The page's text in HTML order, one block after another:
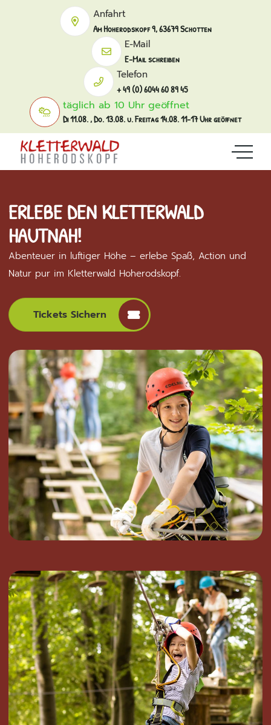
Am Hoherodskopf 9, 63679 Schotten
Anfahrt
E-Mail schreiben
E-Mail
+ 49 (0) 6044 60 89 45
Telefon
Di 11.08. , Do. 13.08. u. Freitag 14.08. 11-17 Uhr geöffnet
täglich ab 10 Uhr geöffnet
ERLEBE DEN KLETTERWALD
HAUTNAH!
Abenteuer in luftiger Höhe – erlebe Spaß, Action und
Natur pur im Kletterwald Hoherodskopf.
Tickets Sichern